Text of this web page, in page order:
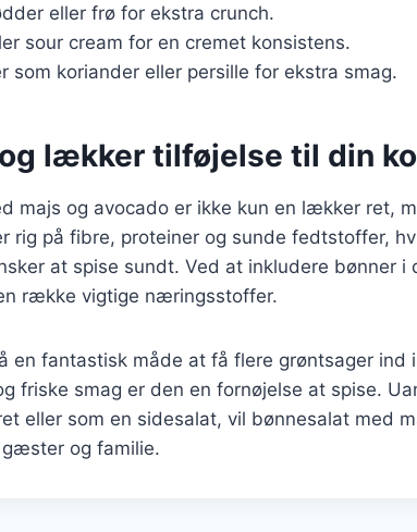
eller frø for ekstra crunch.
sour cream for en cremet konsistens.
som koriander eller persille for ekstra smag.
lækker tilføjelse til din
majs og avocado er ikke kun en lækker ret,
rig på fibre, proteiner og sunde fedtstoffer,
at spise sundt. Ved at inkludere bønner
række vigtige næringsstoffer.
en fantastisk måde at få flere grøntsager ind
friske smag er den en fornøjelse at spise.
eller som en sidesalat, vil bønnesalat med
og familie.